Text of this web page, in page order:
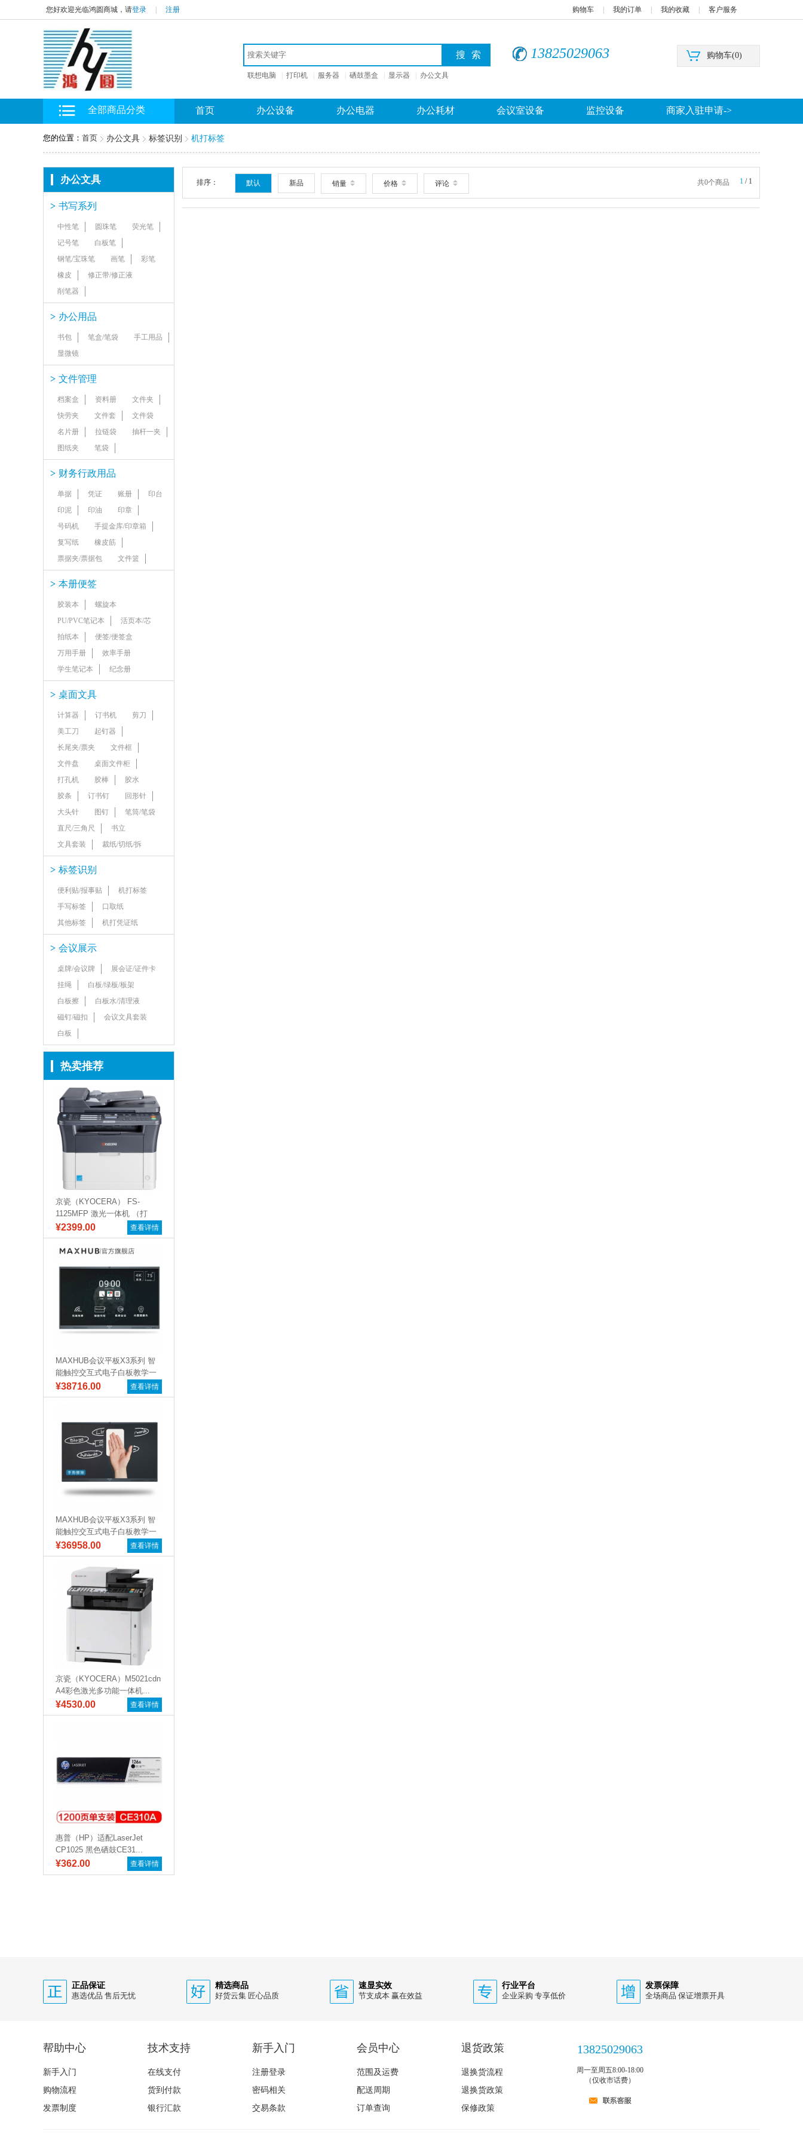
您好欢迎光临鸿圆商城，请登录 注册 购物车 我的订单 我的收藏 客户服务
联想电脑 打印机 服务器 硒鼓墨盒 显示器 办公文具
13825029063 购物车(0)
全部商品分类 首页 办公设备 办公电器 办公耗材 会议室设备 监控设备 商家入驻申请->
您的位置： 首页 办公文具 标签识别 机打标签
办公文具
> 书写系列
中性笔 圆珠笔
荧光笔
记号笔
白板笔
钢笔/宝珠笔
画笔
彩笔
橡皮
修正带/修正液
削笔器
> 办公用品
书包 笔盒/笔袋
手工用品
显微镜
> 文件管理
档案盒 资料册
文件夹
快劳夹
文件套
文件袋
名片册
拉链袋
抽杆一夹
图纸夹
笔袋
> 财务行政用品
单据 凭证 账册
印台
印泥
印油
印章
号码机
手提金库/印章箱
复写纸
橡皮筋
票据夹/票据包
文件篮
> 本册便签
胶装本
螺旋本
PU/PVC笔记本
活页本/芯
拍纸本
便签/便签盒
万用手册
效率手册
学生笔记本
纪念册
> 桌面文具
计算器 订书机
剪刀
美工刀
起钉器
长尾夹/票夹
文件框
文件盘
桌面文件柜
打孔机
胶棒
胶水
胶条
订书钉
回形针
大头针
图钉
笔筒/笔袋
直尺/三角尺
书立
文具套装
裁纸/切纸/拆
> 标签识别
便利贴/报事贴
机打标签
手写标签
口取纸
其他标签
机打凭证纸
> 会议展示
桌牌/会议牌
展会证/证件卡
挂绳
白板/绿板/板架
白板擦
白板水/清理液
磁钉/磁扣
会议文具套装
白板
热卖推荐
京瓷（KYOCERA） FS-
1125MFP 激光一体机 （打
印...
¥2399.00 查看详情
MAXHUB会议平板X3系列 智
能触控交互式电子白板教学一
体机远...
¥38716.00 查看详情
MAXHUB会议平板X3系列 智
能触控交互式电子白板教学一
体机远...
¥36958.00 查看详情
京瓷（KYOCERA）M5021cdn
A4彩色激光多功能一体机...
¥4530.00 查看详情
惠普（HP）适配LaserJet
CP1025 黑色硒鼓CE31...
¥362.00 查看详情
排序： 默认 新品 销量 价格 评论 共0个商品 1 / 1
正品保证
惠选优品 售后无忧
精选商品
好货云集 匠心品质
速显实效
节支成本 赢在效益
行业平台
企业采购 专享低价
发票保障
全场商品 保证增票开具
帮助中心
新手入门
购物流程
发票制度
技术支持
在线支付
货到付款
银行汇款
新手入门
注册登录
密码相关
交易条款
会员中心
范围及运费
配送周期
订单查询
退货政策
退换货流程
退换货政策
保修政策
13825029063
周一至周五8:00-18:00
（仅收市话费）